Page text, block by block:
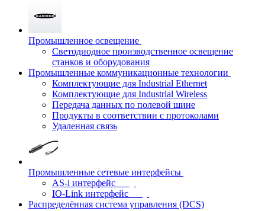
Промышленное освещение
Светодиодное производственное освещение
станков и оборудования
Промышленные коммуникационные технологии
Комплектующие для Industrial Ethernet
Комплектующие для Industrial Wireless
Передача данных по полевой шине
Продукты в соответствии с протоколами
Удаленная связь
Промышленные сетевые интерфейсы
AS-i интерфейс
IO-Link интерфейс
Распределённая система управления (DCS)